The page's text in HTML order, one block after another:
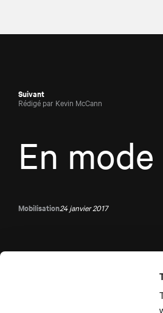
Suivant
Rédigé par Kevin McCann
En
Mobilisation24 janvier 2017